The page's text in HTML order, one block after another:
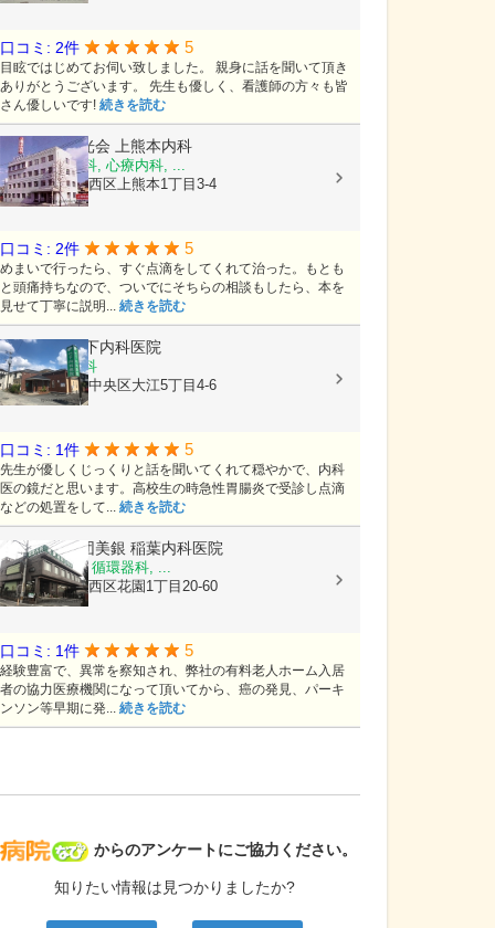
病院なび
からのアンケートにご協力ください。
知りたい情報は見つかりましたか?
口コミ: 2件 5
目眩ではじめてお伺い致しました。 親身に話を聞いて頂き
ありがとうございます。 先生も優しく、看護師の方々も皆
さん優しいです! 続きを読む
医療法人陽光会 上熊本内科
内科, 神経内科, 心療内科, ...
熊本県熊本市西区上熊本1丁目3-4
口コミ: 2件 5
めまいで行ったら、すぐ点滴をしてくれて治った。もとも
と頭痛持ちなので、ついでにそちらの相談もしたら、本を
見せて丁寧に説明... 続きを読む
医療法人竹下内科医院
内科, 胃腸内科
熊本県熊本市中央区大江5丁目4-6
口コミ: 1件 5
先生が優しくじっくりと話を聞いてくれて穏やかで、内科
医の鏡だと思います。高校生の時急性胃腸炎で受診し点滴
などの処置をして... 続きを読む
医療法人社団美銀 稲葉内科医院
内科, 胃腸科, 循環器科, ...
熊本県熊本市西区花園1丁目20-60
口コミ: 1件 5
経験豊富で、異常を察知され、弊社の有料老人ホーム入居
者の協力医療機関になって頂いてから、癌の発見、パーキ
ンソン等早期に発... 続きを読む